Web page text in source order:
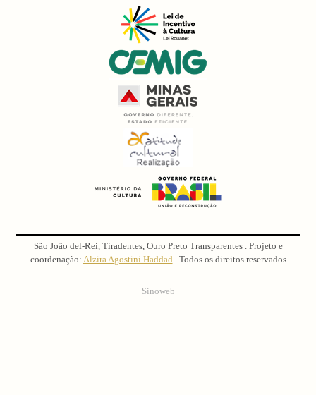
São João del-Rei, Tiradentes, Ouro Preto Transparentes . Projeto e
coordenação: Alzira Agostini Haddad . Todos os direitos reservados
Sinoweb